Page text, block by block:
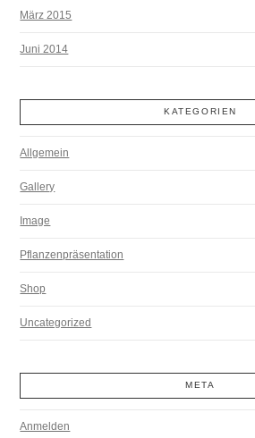
März 2015
Juni 2014
KATEGORIEN
Allgemein
Gallery
Image
Pflanzenpräsentation
Shop
Uncategorized
META
Anmelden